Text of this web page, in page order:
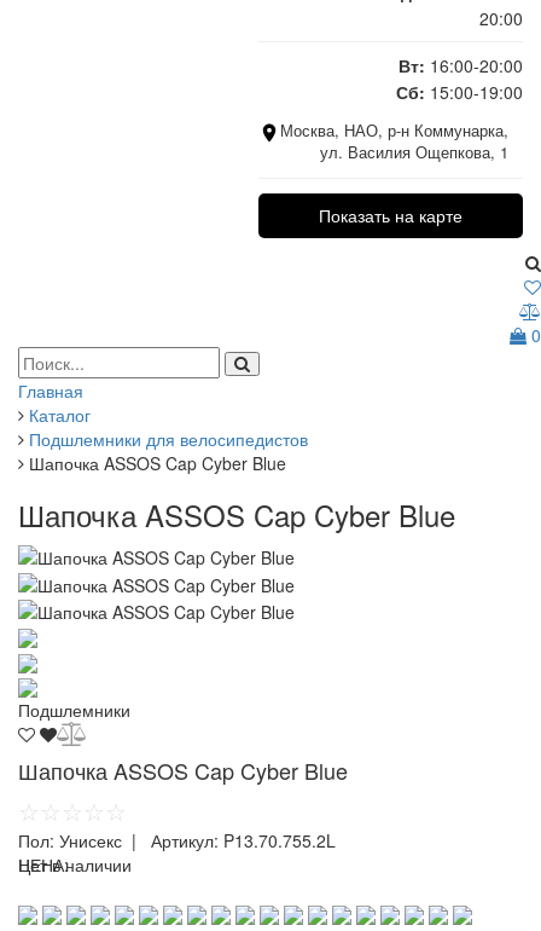
20:00
Вт: 16:00-20:00
Сб: 15:00-19:00
Москва, НАО, р-н Коммунарка,
ул. Василия Ощепкова, 1
Показать на карте
0
Главная
Каталог
Подшлемники для велосипедистов
Шапочка ASSOS Cap Cyber Blue
Шапочка ASSOS Cap Cyber Blue
Подшлемники
Шапочка ASSOS Cap Cyber Blue
☆☆☆☆☆
Пол: Унисекс | Артикул: P13.70.755.2L
ЦЕНА:
Нет в наличии